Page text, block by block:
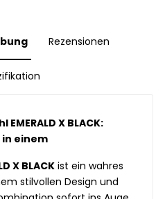
Rezensionen
X BLACK:
einem
X BLACK ist ein wahres
stilvollen Design und